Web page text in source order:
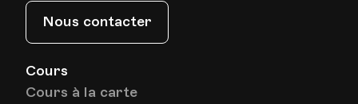
Cours
Cours à la carte
Nous contacter